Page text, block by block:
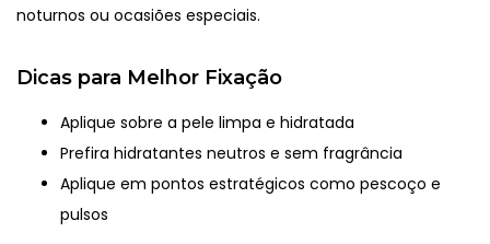
noturnos ou ocasiões especiais.
Dicas para Melhor Fixação
Aplique sobre a pele limpa e hidratada
Prefira hidratantes neutros e sem fragrância
Aplique em pontos estratégicos como pescoço e
pulsos